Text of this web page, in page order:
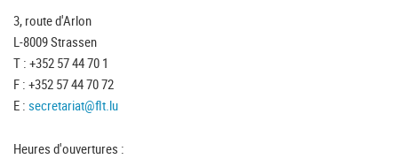
3, route d'Arlon
L-8009 Strassen
T : +352 57 44 70 1
F : +352 57 44 70 72
E : secretariat@flt.lu
Heures d'ouvertures :